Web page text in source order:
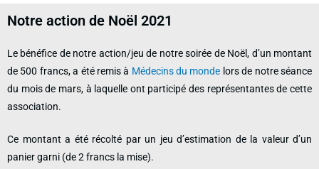
Notre action de Noël 2021
Le bénéfice de notre action/jeu de notre soirée de Noël, d’un montant
de 500 francs, a été remis à Médecins du monde lors de notre séance
du mois de mars, à laquelle ont participé des représentantes de cette
association.
Ce montant a été récolté par un jeu d’estimation de la valeur d’un
panier garni (de 2 francs la mise).